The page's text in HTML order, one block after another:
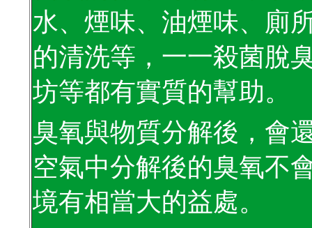
水、煙味、油煙味、廁
的清洗等，一一殺菌脫
坊等都有實質的幫助。
臭氧與物質分解後，會
空氣中分解後的臭氧不
境有相當大的益處。